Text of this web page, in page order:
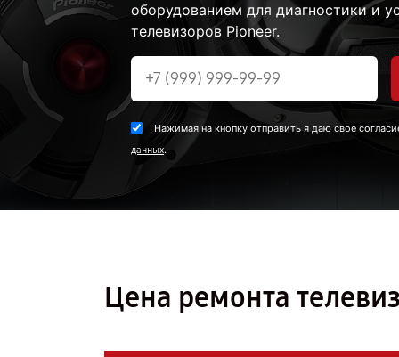
оборудованием для диагностики и
телевизоров Pioneer.
Нажимая на кнопку отправить я даю свое
данных.
Цена ремонта